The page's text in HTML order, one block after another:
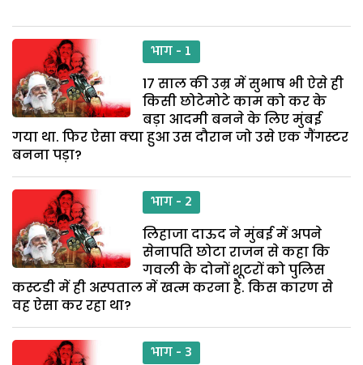
भाग - 1
17 साल की उम्र में सुभाष भी ऐसे ही
किसी छोटेमोटे काम को कर के
बड़ा आदमी बनने के लिए मुंबई
गया था. फिर ऐसा क्या हुआ उस दौरान जो उसे एक गैंगस्टर
बनना पड़ा?
भाग - 2
लिहाजा दाऊद ने मुंबई में अपने
सेनापति छोटा राजन से कहा कि
गवली के दोनों शूटरों को पुलिस
कस्टडी में ही अस्पताल में खत्म करना है. किस कारण से
वह ऐसा कर रहा था?
भाग - 3